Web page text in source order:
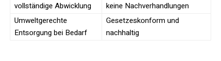
vollständige Abwicklung
keine Nachverhandlungen
Umweltgerechte
Entsorgung bei Bedarf
Gesetzeskonform und
nachhaltig